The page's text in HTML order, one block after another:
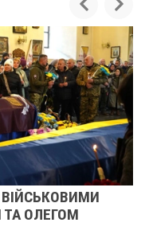
ОЛЕГОМ